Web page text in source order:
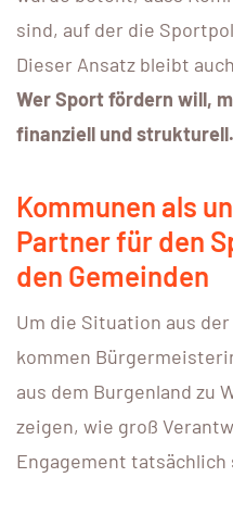
sind, auf der die
Dieser Ansatz bleibt
Wer Sport fördern will,
finanziell und strukturell.
Kommunen als
Partner für den
den Gemeinden
Um die Situation aus
kommen
aus dem Burgenland zu
zeigen, wie groß
Engagement tatsächlich